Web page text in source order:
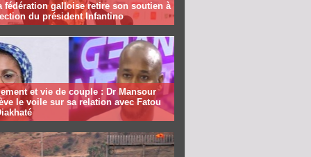
fédération galloise retire son soutien à
du président Infantino
et vie de couple : Dr Mansour
le voile sur sa relation avec Fatou